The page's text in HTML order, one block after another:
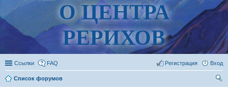
О ЦЕНТРА
РЕРИХОВ
Ссылки FAQ Вход
Регистрация
Список форумов